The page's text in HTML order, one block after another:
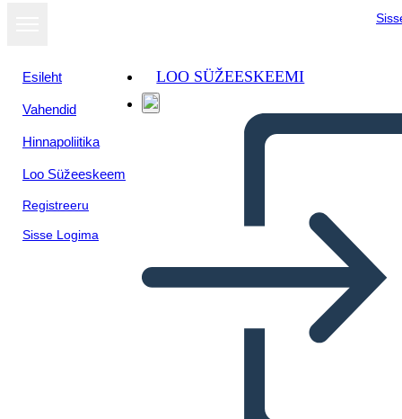
Esileht
Vahendid
Hinnapoliitika
Loo Süžeeskeem
Registreeru
Sisse Logima
LOO SÜŽEESKEEMI
Mesopotamia UVA